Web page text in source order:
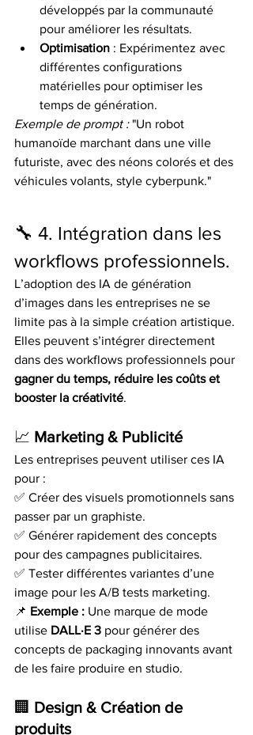
développés par la communauté
pour améliorer les résultats.
Optimisation : Expérimentez avec
différentes configurations
matérielles pour optimiser les
temps de génération.
Exemple de prompt : "Un robot
humanoïde marchant dans une ville
futuriste, avec des néons colorés et des
véhicules volants, style cyberpunk."
🔧 4. Intégration dans les
workflows professionnels.
L’adoption des IA de génération
d’images dans les entreprises ne se
limite pas à la simple création artistique.
Elles peuvent s’intégrer directement
dans des workflows professionnels pour
gagner du temps, réduire les coûts et
booster la créativité.
📈 Marketing & Publicité
Les entreprises peuvent utiliser ces IA
pour :
✅ Créer des visuels promotionnels sans
passer par un graphiste.
✅ Générer rapidement des concepts
pour des campagnes publicitaires.
✅ Tester différentes variantes d’une
image pour les A/B tests marketing.
📌 Exemple : Une marque de mode
utilise DALL·E 3 pour générer des
concepts de packaging innovants avant
de les faire produire en studio.
🏢 Design & Création de
produits